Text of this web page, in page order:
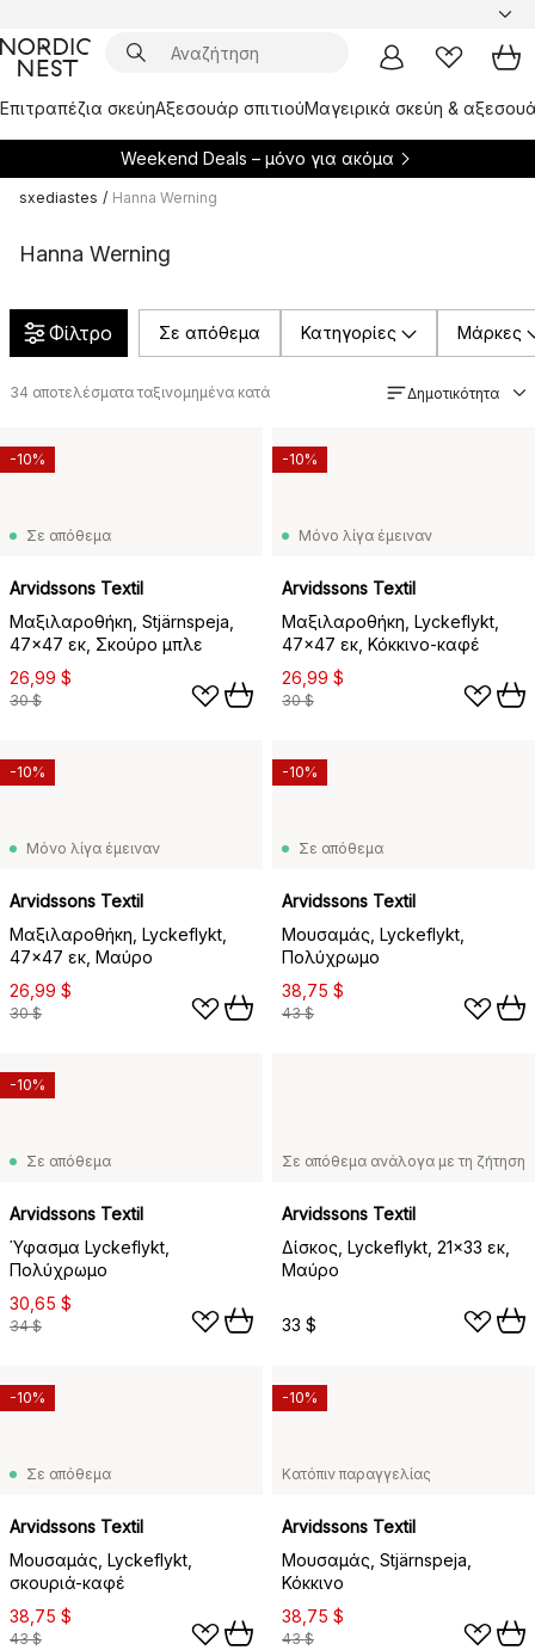
Επιτραπέζια σκεύηΑξεσουάρ σπιτιούΜαγειρικά σκεύη &
Weekend Deals – μόνο για ακόμα
sxediastes / Hanna Werning
Hanna Werning
Φίλτρο Σε απόθεμα Κατηγορίες Μάρκες
34 αποτελέσματα ταξινομημένα κατά Δημοτικότητα
Σε απόθεμα
Arvidssons Textil
Μαξιλαροθήκη, Stjärnspeja,
47x47 εκ, Σκούρο μπλε
26,99 $
30 $
-10%
Μόνο λίγα έμειναν
Arvidssons Textil
Μαξιλαροθήκη, Lyckeflykt,
47x47 εκ, Κόκκινο-καφέ
26,99 $
30 $
-10%
Μόνο λίγα έμειναν
Arvidssons Textil
Μαξιλαροθήκη, Lyckeflykt,
47x47 εκ, Μαύρο
26,99 $
30 $
-10%
Σε απόθεμα
Arvidssons Textil
Μουσαμάς, Lyckeflykt,
Πολύχρωμο
38,75 $
43 $
-10%
Σε απόθεμα
Arvidssons Textil
Ύφασμα Lyckeflykt,
Πολύχρωμο
30,65 $
34 $
-10%
Σε απόθεμα ανάλογα με τη ζήτηση
Arvidssons Textil
Δίσκος, Lyckeflykt, 21x33 εκ,
Μαύρο
33 $
Σε απόθεμα
Arvidssons Textil
Μουσαμάς, Lyckeflykt,
σκουριά-καφέ
38,75 $
43 $
-10%
Κατόπιν παραγγελίας
Arvidssons Textil
Μουσαμάς, Stjärnspeja,
Κόκκινο
38,75 $
43 $
-10%